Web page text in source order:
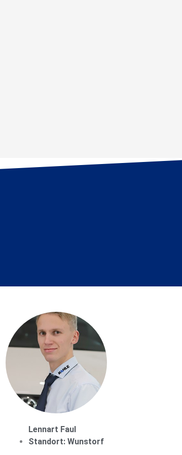
Lennart Faul
Standort: Wunstorf